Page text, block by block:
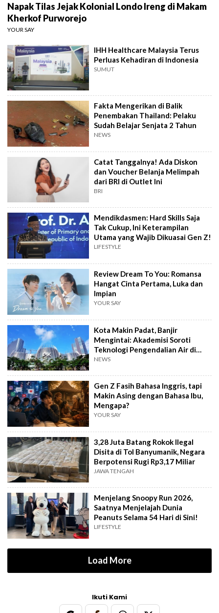
Napak Tilas Jejak Kolonial Londo Ireng di Makam
Kherkof Purworejo
YOUR SAY
IHH Healthcare Malaysia Terus
Perluas Kehadiran di Indonesia
SUMUT
Fakta Mengerikan di Balik
Penembakan Thailand: Pelaku
Sudah Belajar Senjata 2 Tahun
NEWS
Catat Tanggalnya! Ada Diskon
dan Voucher Belanja Melimpah
dari BRI di Outlet Ini
BRI
Mendikdasmen: Hard Skills Saja
Tak Cukup, Ini Keterampilan
Utama yang Wajib Dikuasai Gen Z!
LIFESTYLE
Review Dream To You: Romansa
Hangat Cinta Pertama, Luka dan
Impian
YOUR SAY
Kota Makin Padat, Banjir
Mengintai: Akademisi Soroti
Teknologi Pengendalian Air di
PIK2
NEWS
Gen Z Fasih Bahasa Inggris, tapi
Makin Asing dengan Bahasa Ibu,
Mengapa?
YOUR SAY
3,28 Juta Batang Rokok Ilegal
Disita di Tol Banyumanik, Negara
Berpotensi Rugi Rp3,17 Miliar
JAWA TENGAH
Menjelang Snoopy Run 2026,
Saatnya Menjelajah Dunia
Peanuts Selama 54 Hari di Sini!
LIFESTYLE
Load More
Ikuti Kami